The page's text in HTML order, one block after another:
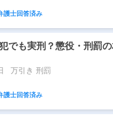
護士回答済み
でも実刑？懲役・刑罰
万引き 刑罰
護士回答済み